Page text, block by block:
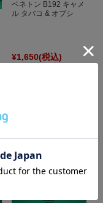
ベネトン B192 キャメ
ル タバコ & オプシ
¥1,650(税込)
USCP 1/24 トランス
キット ミニクーパー
MPI エアコンレス ダ...
¥2,000(税込)